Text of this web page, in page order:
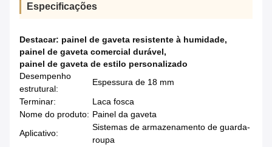
Especificações
Destacar: painel de gaveta resistente à humidade,
painel de gaveta comercial durável,
painel de gaveta de estilo personalizado
Desempenho
estrutural:
Espessura de 18 mm
Terminar:
Laca fosca
Nome do produto: Painel da gaveta
Aplicativo:
Sistemas de armazenamento de guarda-
roupa